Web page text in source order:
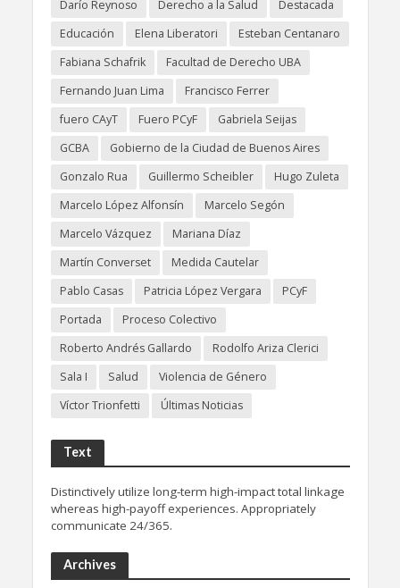
Darío Reynoso
Derecho a la Salud
Destacada
Educación
Elena Liberatori
Esteban Centanaro
Fabiana Schafrik
Facultad de Derecho UBA
Fernando Juan Lima
Francisco Ferrer
fuero CAyT
Fuero PCyF
Gabriela Seijas
GCBA
Gobierno de la Ciudad de Buenos Aires
Gonzalo Rua
Guillermo Scheibler
Hugo Zuleta
Marcelo López Alfonsín
Marcelo Segón
Marcelo Vázquez
Mariana Díaz
Martín Converset
Medida Cautelar
Pablo Casas
Patricia López Vergara
PCyF
Portada
Proceso Colectivo
Roberto Andrés Gallardo
Rodolfo Ariza Clerici
Sala I
Salud
Violencia de Género
Víctor Trionfetti
Últimas Noticias
Text
Distinctively utilize long-term high-impact total linkage
whereas high-payoff experiences. Appropriately
communicate 24/365.
Archives